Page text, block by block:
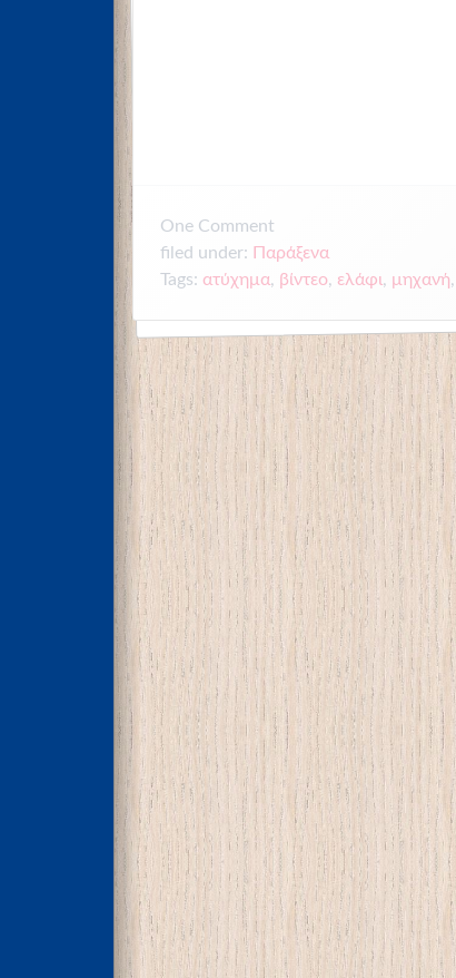
OneComment
filed under: Παράξενα
Tags: ατύχημα, βίντεο, ελάφι, μηχανή,